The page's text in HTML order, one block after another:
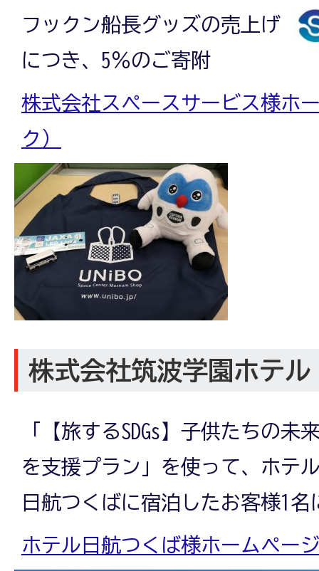
フックン船長グッズの売上げ
につき、5％のご寄附
株式会社スペースサービス様ホ
ク）
株式会社筑波学園ホテル
「【旅するSDGs】子供たちの未
を支援プラン」を使って、ホテ
日航つくばに宿泊したお客様1
ホテル日航つくば様ホームペー